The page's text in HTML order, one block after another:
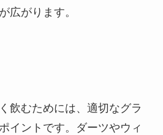
広がります。
飲むためには、適切なグラ
イントです。ダーツやウィ